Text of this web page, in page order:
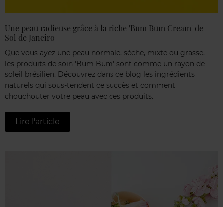
Une peau radieuse grâce à la riche 'Bum Bum Cream' de
Sol de Janeiro
Que vous ayez une peau normale, sèche, mixte ou grasse,
les produits de soin 'Bum Bum' sont comme un rayon de
soleil brésilien. Découvrez dans ce blog les ingrédients
naturels qui sous-tendent ce succès et comment
chouchouter votre peau avec ces produits.
Lire l'article